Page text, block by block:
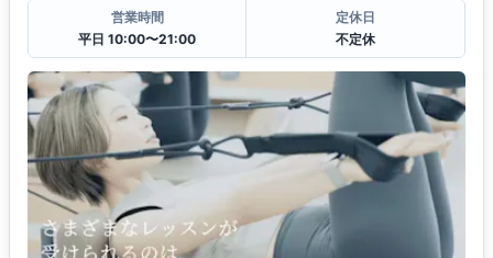
営業時間
平日 10:00〜21:00
定休日
不定休